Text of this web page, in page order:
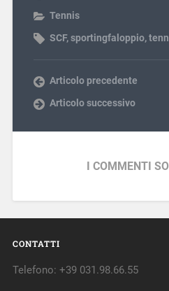
Tennis
SCF,sportingfaloppio,
Articolo precedente
Articolo successivo
I COMMENTI
CONTATTI
Telefono: +39 031.98.66.55